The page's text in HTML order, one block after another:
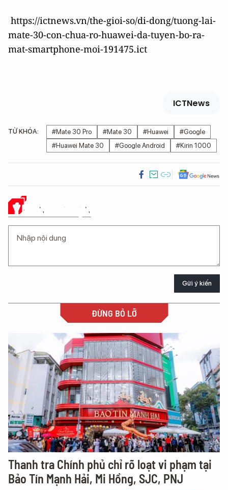
https://ictnews.vn/the-gioi-so/di-dong/tuong-lai-
mate-30-con-chua-ro-huawei-da-tuyen-bo-ra-
mat-smartphone-moi-191475.ict
ICTNews
TỪ KHÓA: #Mate 30 Pro #Mate 30 #Huawei
#Google
#Huawei Mate 30
#Google Android #Kirin 1000
Ý KIẾN CỦA BẠN
Gửi ý kiến
ĐỪNG BỎ LỠ
Thanh tra Chính phủ chỉ rõ loạt vi phạm tại
Bảo Tín Mạnh Hải, Mi Hồng, SJC, PNJ